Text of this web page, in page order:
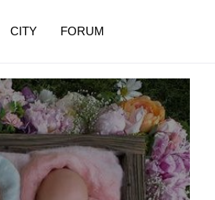
CITY FORUM